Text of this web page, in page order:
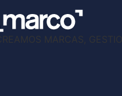
MARCAS,